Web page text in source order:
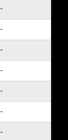
-
-
-
-
-
-
-